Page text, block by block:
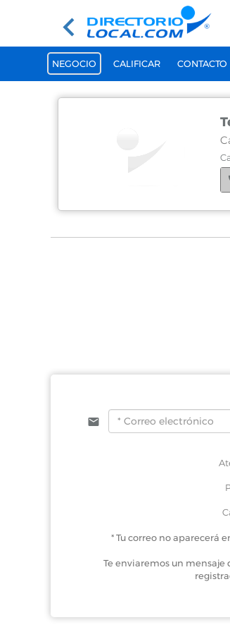
NEGOCIO CALIFICAR CONTACTO
* Tu correo no aparecerá
Te enviaremos un mensaje